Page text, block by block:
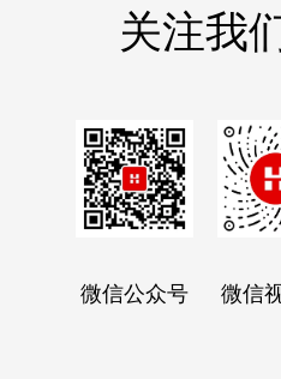
关注我
微信公众号 微信